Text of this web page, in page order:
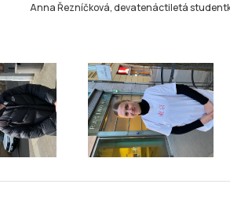
Anna Řezníčková, devatenáctiletá